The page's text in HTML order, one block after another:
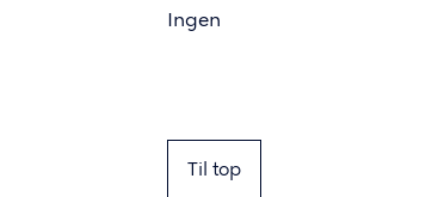
Ingen
Til top